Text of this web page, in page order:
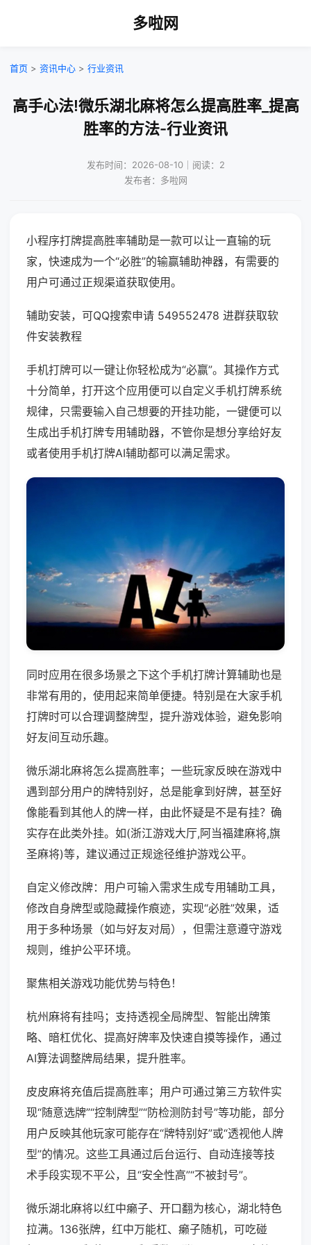
多啦网
首页 > 资讯中心 > 行业资讯
高手心法!微乐湖北麻将怎么提高胜率_提高
胜率的方法-行业资讯
发布时间：2026-08-10｜阅读：2
发布者：多啦网
小程序打牌提高胜率辅助是一款可以让一直输的玩
家，快速成为一个“必胜”的输赢辅助神器，有需要的
用户可通过正规渠道获取使用。
辅助安装，可QQ搜索申请 549552478 进群获取软
件安装教程
手机打牌可以一键让你轻松成为“必赢”。其操作方式
十分简单，打开这个应用便可以自定义手机打牌系统
规律，只需要输入自己想要的开挂功能，一键便可以
生成出手机打牌专用辅助器，不管你是想分享给好友
或者使用手机打牌AI辅助都可以满足需求。
同时应用在很多场景之下这个手机打牌计算辅助也是
非常有用的，使用起来简单便捷。特别是在大家手机
打牌时可以合理调整牌型，提升游戏体验，避免影响
好友间互动乐趣。
微乐湖北麻将怎么提高胜率；一些玩家反映在游戏中
遇到部分用户的牌特别好，总是能拿到好牌，甚至好
像能看到其他人的牌一样，由此怀疑是不是有挂？确
实存在此类外挂。如(浙江游戏大厅,阿当福建麻将,旗
圣麻将)等，建议通过正规途径维护游戏公平。
自定义修改牌：用户可输入需求生成专用辅助工具，
修改自身牌型或隐藏操作痕迹，实现“必胜”效果，适
用于多种场景（如与好友对局），但需注意遵守游戏
规则，维护公平环境。
聚焦相关游戏功能优势与特色！
杭州麻将有挂吗；支持透视全局牌型、智能出牌策
略、暗杠优化、提高好牌率及快速自摸等操作，通过
AI算法调整牌局结果，提升胜率。
皮皮麻将充值后提高胜率；用户可通过第三方软件实
现“随意选牌”“控制牌型”“防检测防封号”等功能，部分
用户反映其他玩家可能存在“牌特别好”或“透视他人牌
型”的情况。这些工具通过后台运行、自动连接等技
术手段实现不平公，且“安全性高”“不被封号”。
微乐湖北麻将以红中癞子、开口翻为核心，湖北特色
拉满。136张牌，红中万能杠、癞子随机，可吃碰